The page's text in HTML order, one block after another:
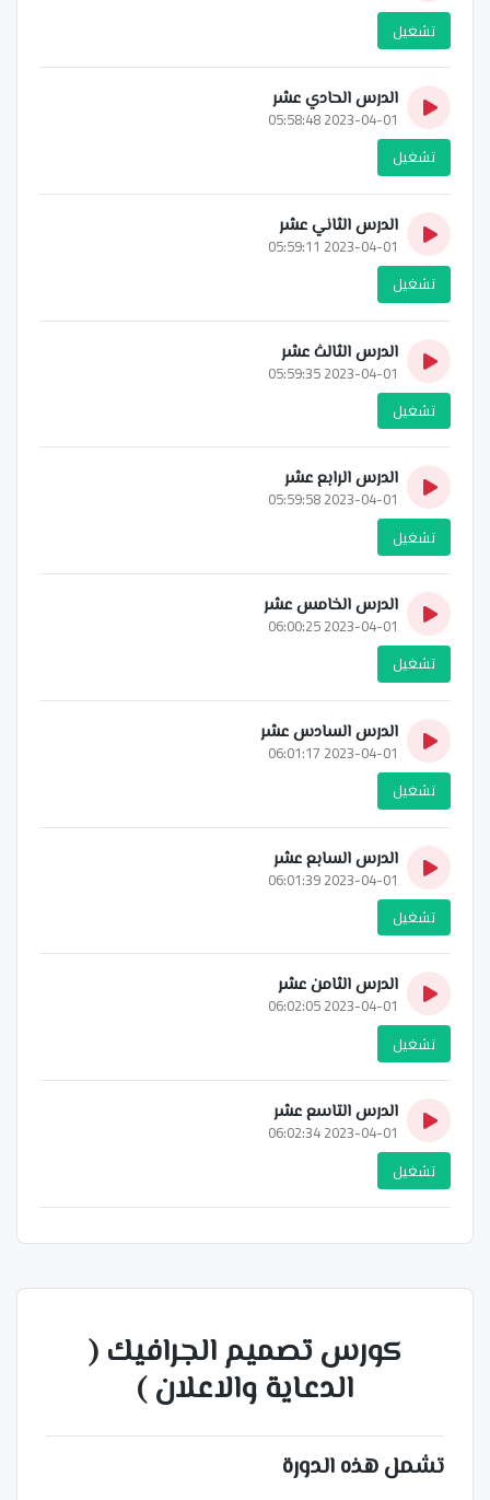
تشغيل
الدرس الحادي عشر
2023-04-01 05:58:48
تشغيل
الدرس الثاني عشر
2023-04-01 05:59:11
تشغيل
الدرس الثالث عشر
2023-04-01 05:59:35
تشغيل
الدرس الرابع عشر
2023-04-01 05:59:58
تشغيل
الدرس الخامس عشر
2023-04-01 06:00:25
تشغيل
الدرس السادس عشر
2023-04-01 06:01:17
تشغيل
الدرس السابع عشر
2023-04-01 06:01:39
تشغيل
الدرس الثامن عشر
2023-04-01 06:02:05
تشغيل
الدرس التاسع عشر
2023-04-01 06:02:34
تشغيل
كورس تصميم الجرافيك (
الدعاية والاعلان )
تشمل هذه الدورة